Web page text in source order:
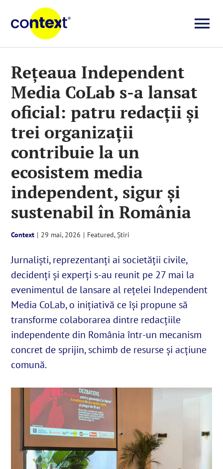
content
Știri
Seriale
Video
Despre noi
English
SUSȚINE
Cautare...
Rețeaua Independent
Media CoLab s-a lansat
oficial: patru redacții și
trei organizații
contribuie la un
ecosistem media
independent, sigur și
sustenabil în România
Context | 29 mai, 2026 | Featured,Știri
Jurnaliști, reprezentanți ai societății civile,
decidenți și experți s-au reunit pe 27 mai la
evenimentul de lansare al rețelei Independent
Media CoLab, o inițiativă ce își propune să
transforme colaborarea dintre redacțiile
independente din România într-un mecanism
concret de sprijin, schimb de resurse și acțiune
comună.